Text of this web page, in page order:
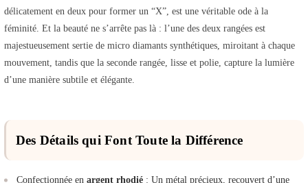
délicatement en deux pour former un “X”, est une véritable ode à la
féminité. Et la beauté ne s’arrête pas là : l’une des deux rangées est
majestueusement sertie de micro diamants synthétiques, miroitant à chaque
mouvement, tandis que la seconde rangée, lisse et polie, capture la lumière
d’une manière subtile et élégante.
Des Détails qui Font Toute la Différence
Confectionnée en argent rhodié : Un métal précieux, recouvert d’une